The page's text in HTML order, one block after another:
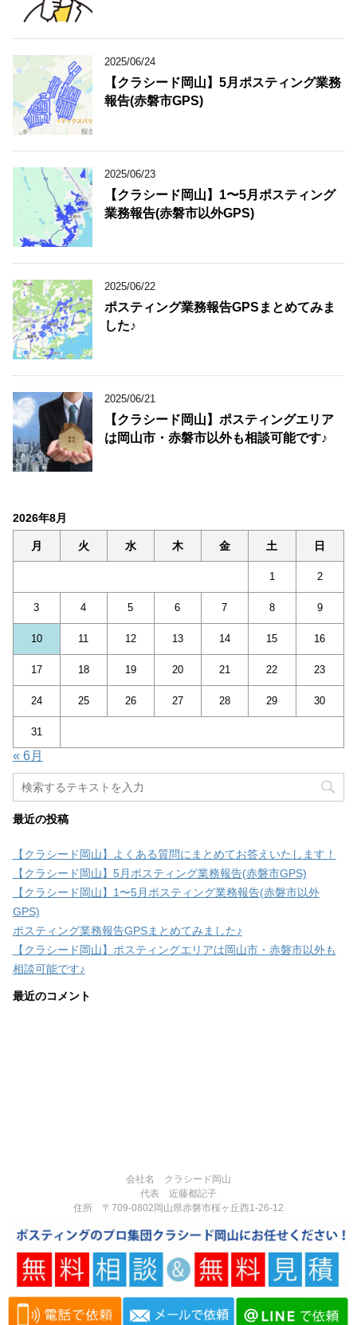
2025/06/24
【クラシード岡山】5月ポスティング業務
報告(赤磐市GPS)
2025/06/23
【クラシード岡山】1〜5月ポスティング
業務報告(赤磐市以外GPS)
2025/06/22
ポスティング業務報告GPSまとめてみま
した♪
2025/06/21
【クラシード岡山】ポスティングエリア
は岡山市・赤磐市以外も相談可能です♪
2026年8月
月 火 水 木 金 土 日
1 2
3 4 5 6 7 8 9
10 11 12 13 14 15 16
17 18 19 20 21 22 23
24 25 26 27 28 29 30
31
« 6月
最近の投稿
【クラシード岡山】よくある質問にまとめてお答えいたします！
【クラシード岡山】5月ポスティング業務報告(赤磐市GPS)
【クラシード岡山】1〜5月ポスティング業務報告(赤磐市以外
GPS)
ポスティング業務報告GPSまとめてみました♪
【クラシード岡山】ポスティングエリアは岡山市・赤磐市以外も
相談可能です♪
最近のコメント
会社名 クラシード岡山
代表 近藤都記子
住所 〒709-0802岡山県赤磐市桜ヶ丘西1-26-12
営業時間:8:00-17:00
定休日:不定休
Copyright© 岡山県赤磐市で反響実績多数のポスティング専門の広告代理
店｜チラシ・広告制作・ポスティングなら「クラシード岡山」 , 2026 All
Rights Reserved.